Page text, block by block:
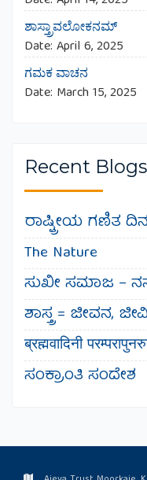
ಶಾಸ್ತ್ರಾವಲೋಕನಮ್
Date: April 6, 2025
ಗಮಕ ವಾಚನ
Date: March 15, 2025
Recent Blogs
ರಾಷ್ಟ್ರೀಯ ಗಣಿತ ದಿನ
The Nature
ಸುಖೀ ಸಮಾಜ –
ಶಾಸ್ತ್ರ = ಜೀವನ,
ब्रह्मवादिनी
ಸಂಕ್ರಾಂತಿ ಸಂದೇಶ